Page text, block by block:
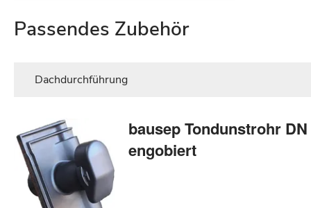
Passendes Zubehör
Dachdurchführung
bausep Tondunstrohr
engobiert